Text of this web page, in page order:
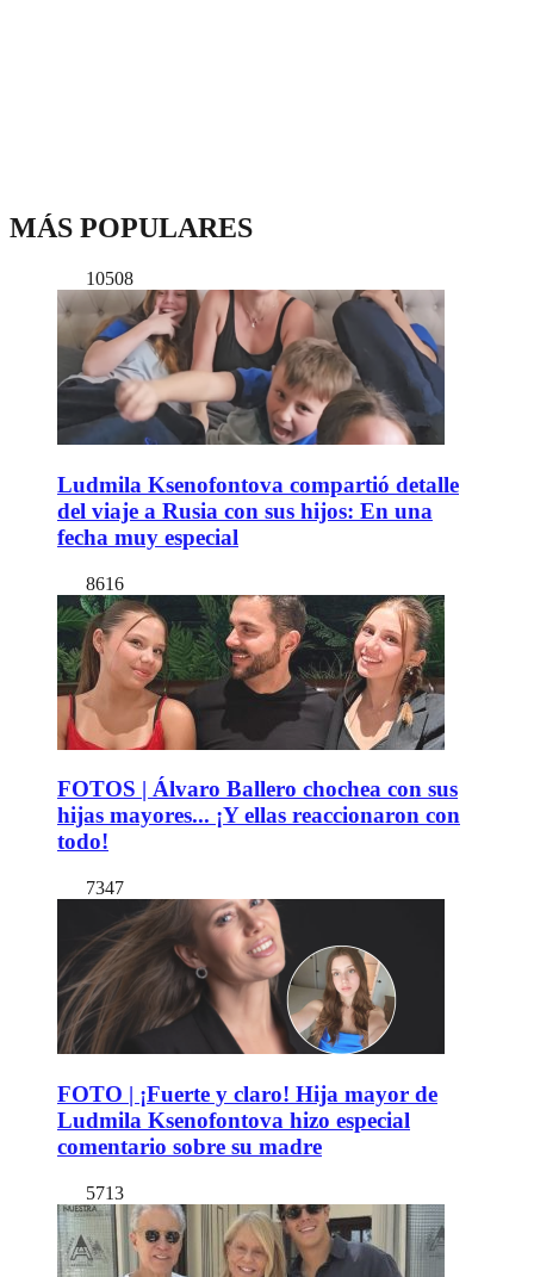
MÁS POPULARES
10508
Ludmila Ksenofontova compartió detalle
del viaje a Rusia con sus hijos: En una
fecha muy especial
8616
FOTOS | Álvaro Ballero chochea con sus
hijas mayores... ¡Y ellas reaccionaron con
todo!
7347
FOTO | ¡Fuerte y claro! Hija mayor de
Ludmila Ksenofontova hizo especial
comentario sobre su madre
5713